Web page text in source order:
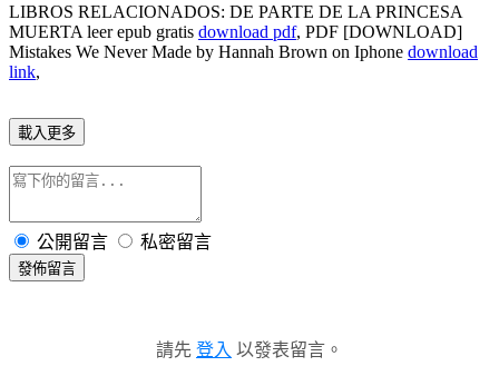
LIBROS RELACIONADOS: DE PARTE DE LA PRINCESA
MUERTA leer epub gratis download pdf, PDF [DOWNLOAD]
Mistakes We Never Made by Hannah Brown on Iphone download
link,
載入更多
公開留言 私密留言
發佈留言
請先 登入 以發表留言。